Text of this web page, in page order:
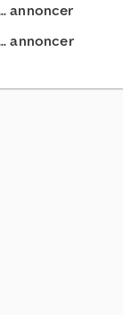
annoncer
annoncer